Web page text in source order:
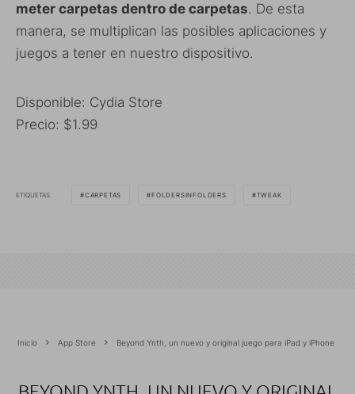
meter carpetas dentro de carpetas. De esta
manera, se multiplican las posibles aplicaciones y
juegos a tener en nuestro dispositivo.
Disponible: Cydia Store
Precio: $1.99
ETIQUETAS CARPETAS FOLDERSINFOLDERS TWEAK
Inicio App Store Beyond Ynth, un nuevo y original juego para iPad y iPhone